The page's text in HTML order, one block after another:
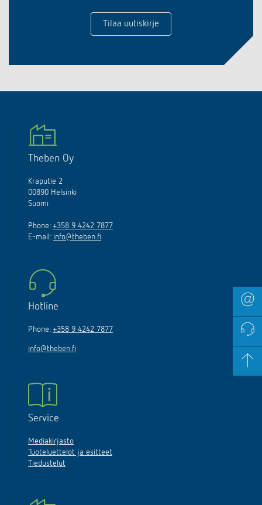
Tilaa uutiskirje
Theben Oy
Kraputie 2
00890 Helsinki
Suomi
Phone: +358 9 4242 7877
E-mail: info@theben.fi
Hotline
Phone: +358 9 4242 7877
info@theben.fi
Service
Mediakirjasto
Tuoteluettelot ja esitteet
Tiedustelut